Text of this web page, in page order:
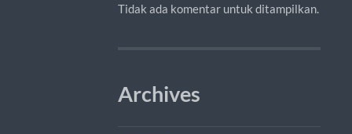
Tidak ada komentar untuk ditampilkan.
Archives